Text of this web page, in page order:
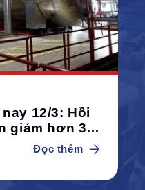
12/3: Hồi
giảm hơn 3%
Đọc thêm